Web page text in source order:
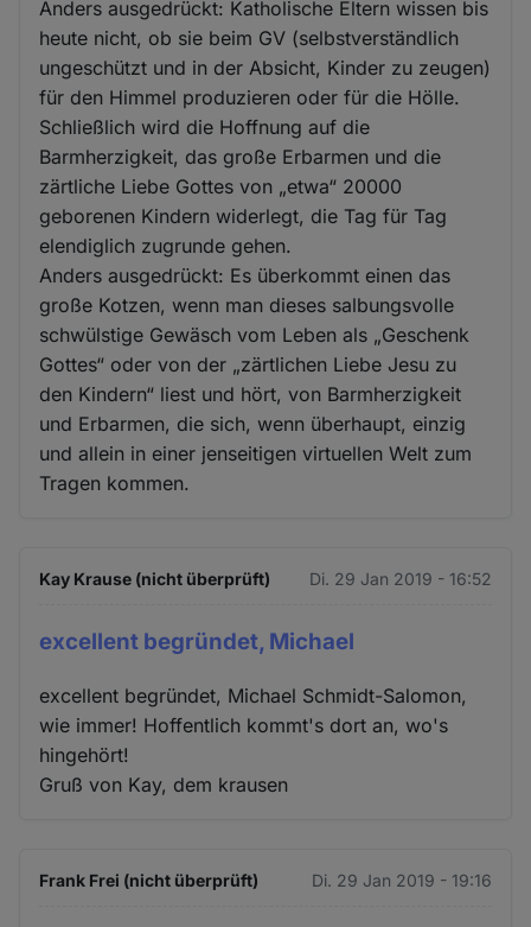
Anders ausgedrückt: Katholische Eltern wissen bis
heute nicht, ob sie beim GV (selbstverständlich
ungeschützt und in der Absicht, Kinder zu zeugen)
für den Himmel produzieren oder für die Hölle.
Schließlich wird die Hoffnung auf die
Barmherzigkeit, das große Erbarmen und die
zärtliche Liebe Gottes von „etwa“ 20000
geborenen Kindern widerlegt, die Tag für Tag
elendiglich zugrunde gehen.
Anders ausgedrückt: Es überkommt einen das
große Kotzen, wenn man dieses salbungsvolle
schwülstige Gewäsch vom Leben als „Geschenk
Gottes“ oder von der „zärtlichen Liebe Jesu zu
den Kindern“ liest und hört, von Barmherzigkeit
und Erbarmen, die sich, wenn überhaupt, einzig
und allein in einer jenseitigen virtuellen Welt zum
Tragen kommen.
Kay Krause (nicht überprüft) Di. 29 Jan 2019 - 16:52
excellent begründet, Michael
excellent begründet, Michael Schmidt-Salomon,
wie immer! Hoffentlich kommt's dort an, wo's
hingehört!
Gruß von Kay, dem krausen
Frank Frei (nicht überprüft) Di. 29 Jan 2019 - 19:16